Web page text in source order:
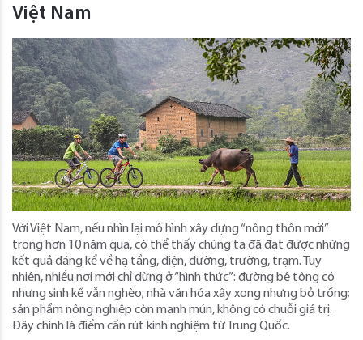
Việt Nam
Với Việt Nam, nếu nhìn lại mô hình xây dựng “nông thôn mới”
trong hơn 10 năm qua, có thể thấy chúng ta đã đạt được những
kết quả đáng kể về hạ tầng, điện, đường, trường, trạm. Tuy
nhiên, nhiều nơi mới chỉ dừng ở “hình thức”: đường bê tông có
nhưng sinh kế vẫn nghèo; nhà văn hóa xây xong nhưng bỏ trống;
sản phẩm nông nghiệp còn manh mún, không có chuỗi giá trị.
Đây chính là điểm cần rút kinh nghiệm từ Trung Quốc.